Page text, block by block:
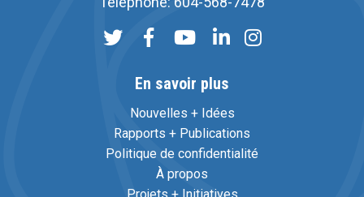
En savoir plus
Nouvelles + Idées
Rapports + Publications
Politique de confidentialité
À propos